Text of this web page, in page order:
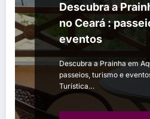
Descubra a
no Ceará :
eventos
Descubra a Prainha em
passeios, turismo e
Turística…